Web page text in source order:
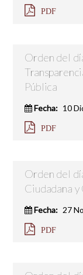
PDF
Orden del
Pública
Fecha: 10
PDF
Orden del
Ciudadana
Fecha: 27
PDF